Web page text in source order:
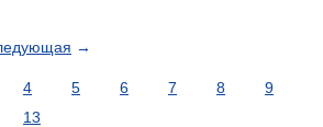
→
4 5 6 7 8
9
13